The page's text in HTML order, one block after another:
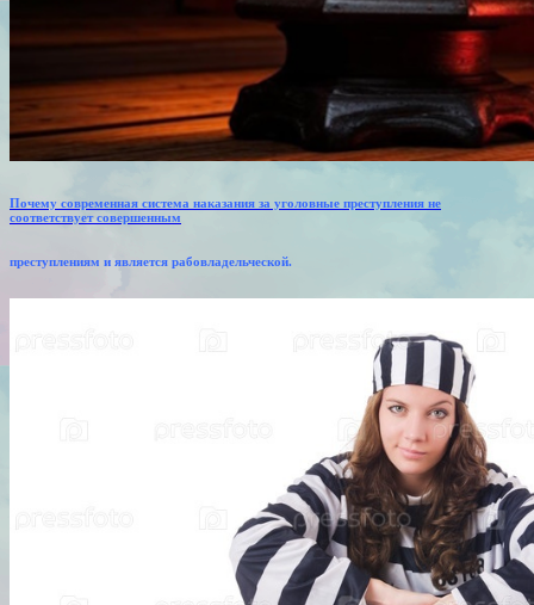
Почему современная система наказания за уголовные преступления не
соответствует совершенным
преступлениям и является рабовладельческой.